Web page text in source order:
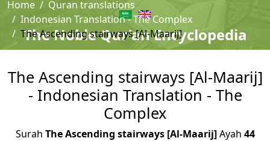
The Noble Qur'an Encyclopedia
Home
Quran translations
Indonesian Translation - The Complex
The Ascending stairways [Al-Maarij]
The Ascending stairways [Al-Maarij]
- Indonesian Translation - The
Complex
Surah The Ascending stairways [Al-Maarij]Ayah 44